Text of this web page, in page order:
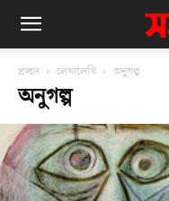
প্রচ্ছদ লেখালেখি অনুগল্প
অনুগল্প